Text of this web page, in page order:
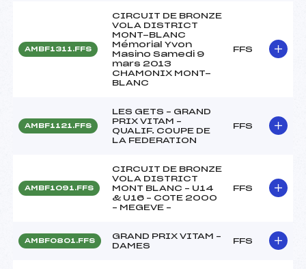
AMBF1311.FFS
CIRCUIT DE BRONZE
VOLA DISTRICT
MONT-BLANC
Mémorial Yvon
Masino Samedi 9
mars 2013
CHAMONIX MONT-
BLANC
FFS
AMBF1121.FFS
LES GETS – GRAND
PRIX VITAM –
QUALIF. COUPE DE
LA FEDERATION
FFS
AMBF1091.FFS
CIRCUIT DE BRONZE
VOLA DISTRICT
MONT BLANC – U14
& U16 – COTE 2000
– MEGEVE –
FFS
AMBF0801.FFS
GRAND PRIX VITAM –
DAMES
FFS